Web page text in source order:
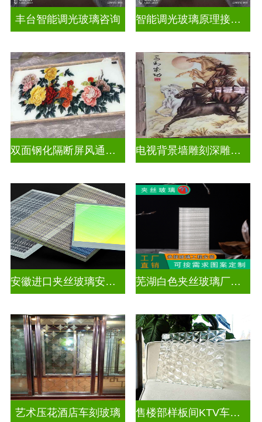
丰台智能调光玻璃咨询 智能调光玻璃原理接线图片
双面钢化隔断屏风通电深雕浮雕玻璃 电视背景墙雕刻深雕玻璃
安徽进口夹丝玻璃安装电话 芜湖白色夹丝玻璃厂家在哪里
艺术压花酒店车刻玻璃 售楼部样板间KTV车刻玻璃